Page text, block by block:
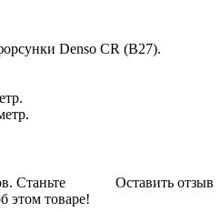
Denso CR (B27).
Оставить отзыв
Станьте
этом товаре!